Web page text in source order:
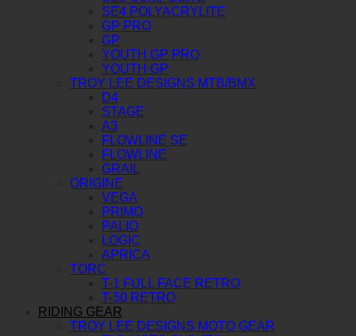
SE4 POLYACRYLITE
GP PRO
GP
YOUTH GP PRO
YOUTH GP
TROY LEE DESIGNS MTB/BMX
D4
STAGE
A3
FLOWLINE SE
FLOWLINE
GRAIL
ORIGINE
VEGA
PRIMO
PALIO
LOGIC
APRICA
TORC
T-1 FULL FACE RETRO
T-50 RETRO
RIDING GEAR
TROY LEE DESIGNS MOTO GEAR